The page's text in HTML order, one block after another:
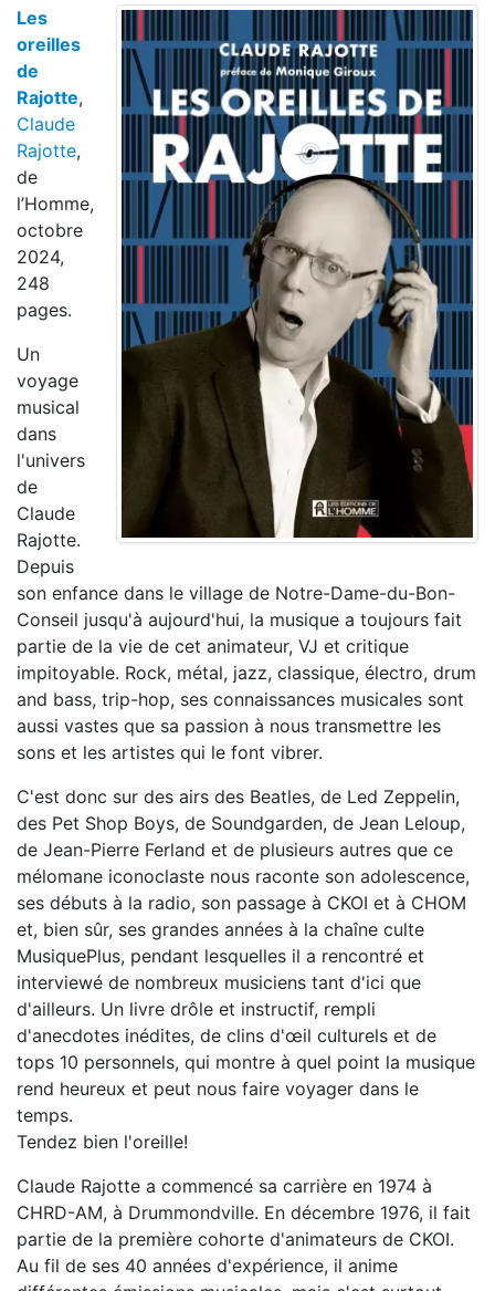
Les
oreilles
de
Rajotte,
Claude
Rajotte,
de
l’Homme,
octobre
2024,
248
pages.
Un
voyage
musical
dans
l'univers
de
Claude
Rajotte.
Depuis
son enfance dans le village de Notre-Dame-du-Bon-
Conseil jusqu'à aujourd'hui, la musique a toujours fait
partie de la vie de cet animateur, VJ et critique
impitoyable. Rock, métal, jazz, classique, électro, drum
and bass, trip-hop, ses connaissances musicales sont
aussi vastes que sa passion à nous transmettre les
sons et les artistes qui le font vibrer.
C'est donc sur des airs des Beatles, de Led Zeppelin,
des Pet Shop Boys, de Soundgarden, de Jean Leloup,
de Jean-Pierre Ferland et de plusieurs autres que ce
mélomane iconoclaste nous raconte son adolescence,
ses débuts à la radio, son passage à CKOI et à CHOM
et, bien sûr, ses grandes années à la chaîne culte
MusiquePlus, pendant lesquelles il a rencontré et
interviewé de nombreux musiciens tant d'ici que
d'ailleurs. Un livre drôle et instructif, rempli
d'anecdotes inédites, de clins d'œil culturels et de
tops 10 personnels, qui montre à quel point la musique
rend heureux et peut nous faire voyager dans le
temps.
Tendez bien l'oreille!
Claude Rajotte a commencé sa carrière en 1974 à
CHRD-AM, à ­Drummondville. En décembre 1976, il fait
partie de la première cohorte d'animateurs de CKOI.
Au fil de ses 40 années d'expérience, il anime